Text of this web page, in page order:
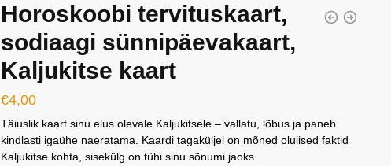
Horoskoobi tervituskaart,
sodiaagi sünnipäevakaart,
Kaljukitse kaart
€4,00
Täiuslik kaart sinu elus olevale Kaljukitsele – vallatu, lõbus ja paneb
kindlasti igaühe naeratama. Kaardi tagaküljel on mõned olulised faktid
Kaljukitse kohta, sisekülg on tühi sinu sõnumi jaoks.